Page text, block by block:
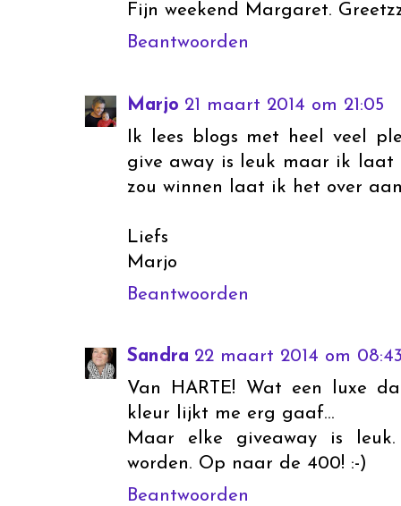
Fijn weekend Margaret.
Beantwoorden
Marjo 21 maart 2014 om 21:05
Ik lees blogs met heel veel
give away is leuk maar ik laat
zou winnen laat ik het over
Liefs
Marjo
Beantwoorden
Sandra 22 maart 2014 om
Van HARTE! Wat een luxe
kleur lijkt me erg gaaf...
Maar elke giveaway is
worden. Op naar de 400! :-)
Beantwoorden